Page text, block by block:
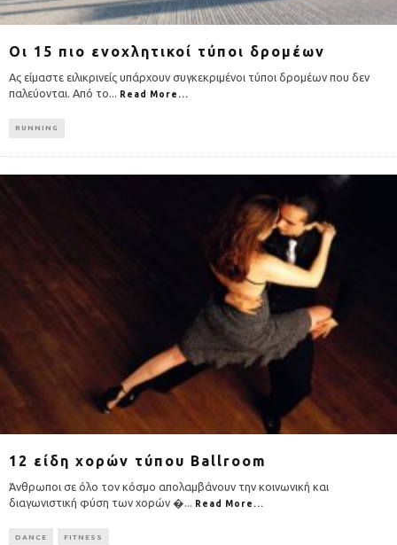
Oι 15 πιο ενοχλητικοί τύποι δρομέων
Ας είμαστε ειλικρινείς υπάρχουν συγκεκριμένοι τύποι δρομέων που δεν
παλεύονται. Από το... Read More...
RUNNING
12 είδη χορών τύπου Ballroom
Άνθρωποι σε όλο τον κόσμο απολαμβάνουν την κοινωνική και
διαγωνιστική φύση των χορών �... Read More...
DANCE FITNESS